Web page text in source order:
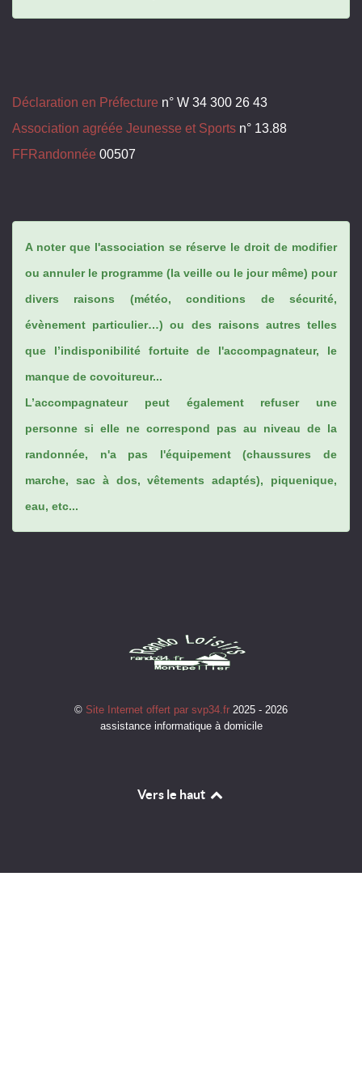
Déclaration en Préfecture n° W 34 300 26 43
Association agréée Jeunesse et Sports n° 13.88
FFRandonnée 00507
A noter que l'association se réserve le droit de modifier
ou annuler le programme (la veille ou le jour même) pour
divers raisons (météo, conditions de sécurité,
évènement particulier…) ou des raisons autres telles
que l’indisponibilité fortuite de l'accompagnateur, le
manque de covoitureur...
L’accompagnateur peut également refuser une
personne si elle ne correspond pas au niveau de la
randonnée, n'a pas l'équipement (chaussures de
marche, sac à dos, vêtements adaptés), piquenique,
eau, etc...
© Site Internet offert par svp34.fr 2025 - 2026
assistance informatique à domicile
Vers le haut